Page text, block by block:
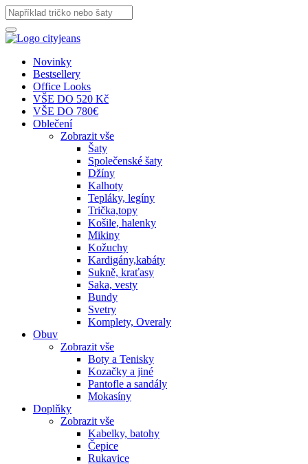
Novinky
Bestsellery
Office Looks
VŠE DO 520 Kč
VŠE DO 780€
Oblečení
Zobrazit vše
Šaty
Společenské šaty
Džíny
Kalhoty
Tepláky, legíny
Trička,topy
Košile, halenky
Mikiny
Kožuchy
Kardigány,kabáty
Sukně, kraťasy
Saka, vesty
Bundy
Svetry
Komplety, Overaly
Obuv
Zobrazit vše
Boty a Tenisky
Kozačky a jiné
Pantofle a sandály
Mokasíny
Doplňky
Zobrazit vše
Kabelky, batohy
Čepice
Rukavice